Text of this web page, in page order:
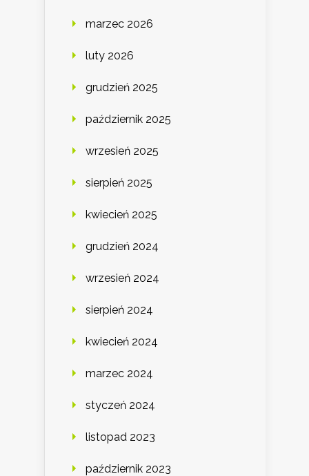
marzec 2026
luty 2026
grudzień 2025
październik 2025
wrzesień 2025
sierpień 2025
kwiecień 2025
grudzień 2024
wrzesień 2024
sierpień 2024
kwiecień 2024
marzec 2024
styczeń 2024
listopad 2023
październik 2023